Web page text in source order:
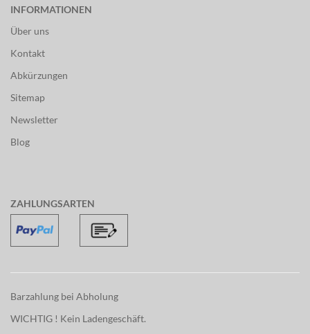
INFORMATIONEN
Über uns
Kontakt
Abkürzungen
Sitemap
Newsletter
Blog
ZAHLUNGSARTEN
Barzahlung bei Abholung
WICHTIG ! Kein Ladengeschäft.